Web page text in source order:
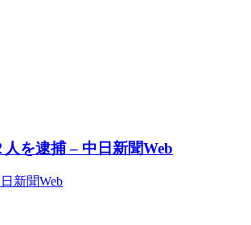
を逮捕 – 中日新聞Web
新聞Web